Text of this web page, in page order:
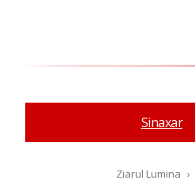
Sinaxar
Ziarul Lumina ›